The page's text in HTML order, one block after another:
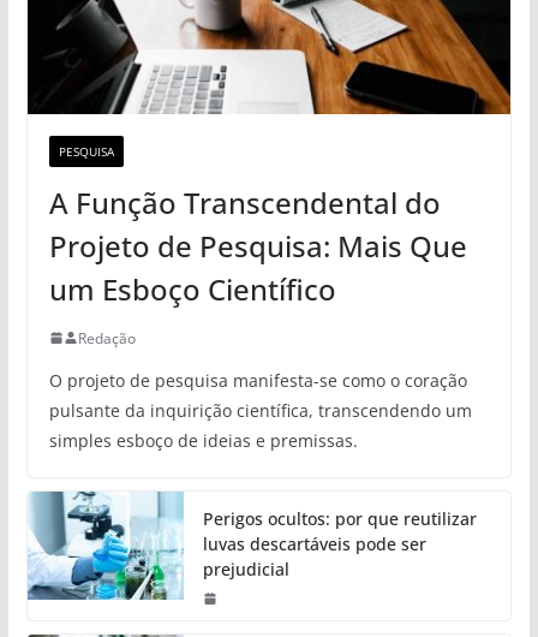
PESQUISA
A Função Transcendental do
Projeto de Pesquisa: Mais Que
um Esboço Científico
Redação
O projeto de pesquisa manifesta-se como o coração
pulsante da inquirição científica, transcendendo um
simples esboço de ideias e premissas.
Perigos ocultos: por que reutilizar
luvas descartáveis pode ser
prejudicial